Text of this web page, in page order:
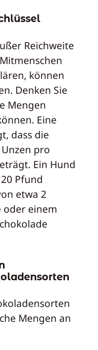
Reichweite
können
Denken Sie
Mengen
Eine
dass die
pro
Ein Hund
Pfund
etwa 2
oder einem
Mengen an